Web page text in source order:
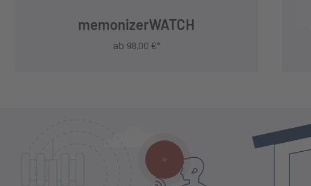
memonizerWATCH
ab 98,00 €*